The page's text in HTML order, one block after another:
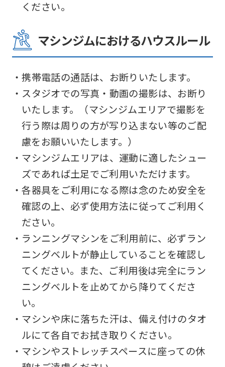
ください。
マシンジムにおけるハウスルール
・携帯電話の通話は、お断りいたします。
・スタジオでの写真・動画の撮影は、お断り
いたします。（マシンジムエリアで撮影を
行う際は周りの方が写り込まない等のご配
慮をお願いいたします。）
・マシンジムエリアは、運動に適したシュー
ズであれば土足でご利用いただけます。
・各器具をご利用になる際は念のため安全を
確認の上、必ず使用方法に従ってご利用く
ださい。
・ランニングマシンをご利用前に、必ずラン
ニングベルトが静止していることを確認し
てください。また、ご利用後は完全にラン
ニングベルトを止めてから降りてくださ
い。
・マシンや床に落ちた汗は、備え付けのタオ
ルにて各自でお拭き取りください。
・マシンやストレッチスペースに座っての休
if
you
use
an
automatic
translation
service,
the
Japanese
version
of
website
will
be
translated
so
it
may